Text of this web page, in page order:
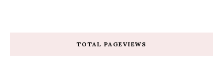
TOTAL PAGEVIEWS